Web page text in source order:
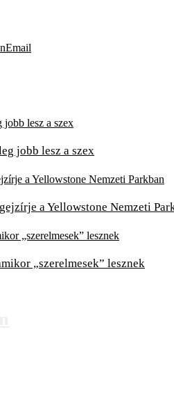
Email
jobb lesz a szex
a Yellowstone Nemzeti
„szerelmesek” lesznek